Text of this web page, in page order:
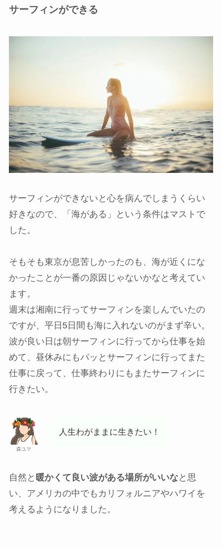
サーフィンができる
サーフィンができないと心を病んでしまうくらい
好きなので、
「海がある」という条件はマスト で
した。
そもそも東京が息苦しかったのも、海が近くにな
かったことが一番の原因じゃないかなと考えてい
ます。
週末は湘南に行ってサーフィンを楽しんでいたの
ですが、平日5日間も海に入れないのがまず辛い。
波が良い日は朝サーフィンに行ってから仕事を始
めて、昼休みにもパッとサーフィンに行ってまた
仕事に戻って、仕事終わりにもまたサーフィンに
行きたい。
森ユマ
人生わがままに生きたい！
自然と 暖かくて良い波がある場所がいいなと思
い、 アメリカの中でもカリフォルニアやハワイを
考えるようになりました。